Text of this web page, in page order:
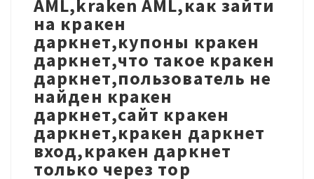
AML,kraken AML,как зайти
на кракен
даркнет,купоны кракен
даркнет,что такое кракен
даркнет,пользователь не
найден кракен
даркнет,сайт кракен
даркнет,кракен даркнет
вход,кракен даркнет
только через тор